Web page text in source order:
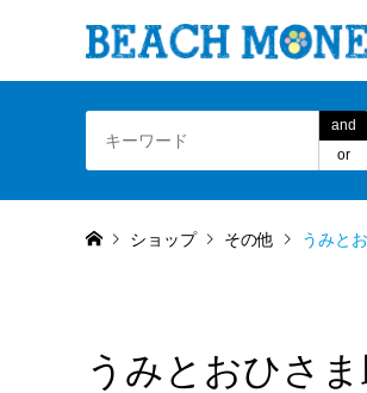
and
or
ショップ その他 うみと
うみとおひさ